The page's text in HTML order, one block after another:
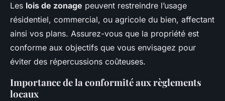
Les lois de zonage peuvent restreindre l’usage
résidentiel, commercial, ou agricole du bien, affectant
ainsi vos plans. Assurez-vous que la propriété est
conforme aux objectifs que vous envisagez pour
éviter des répercussions coûteuses.
Importance de la conformité aux règlements
locaux